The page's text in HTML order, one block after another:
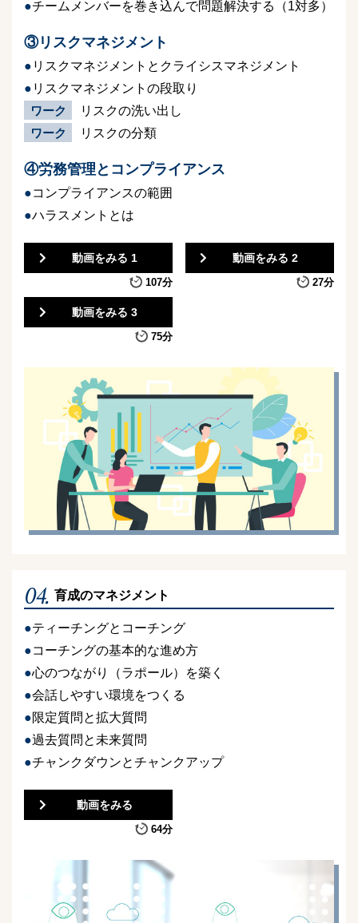
チームメンバーを巻き込んで問題解決する（1対多）
③リスクマネジメント
リスクマネジメントとクライシスマネジメント
リスクマネジメントの段取り
ワーク
リスクの洗い出し
ワーク
リスクの分類
④労務管理とコンプライアンス
コンプライアンスの範囲
ハラスメントとは
動画をみる 1
107分
動画をみる 2
27分
動画をみる 3
75分
04. 育成のマネジメント
ティーチングとコーチング
コーチングの基本的な進め方
心のつながり（ラポール）を築く
会話しやすい環境をつくる
限定質問と拡大質問
過去質問と未来質問
チャンクダウンとチャンクアップ
動画をみる
64分